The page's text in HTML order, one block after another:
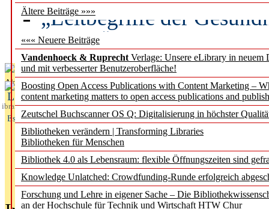
Ältere Beiträge »»»
««« Neuere Beiträge
Vandenhoeck & Ruprecht Verlage: Unsere eLibrary in neuem
und mit verbesserter Benutzeroberfläche!
Boosting Open Access Publications with Content Marketing –
content marketing matters to open access publications and
Zeutschel Buchscanner OS Q: Digitalisierung in höchster
Bibliotheken verändern | Transforming Libraries
Bibliotheken für Menschen
Bibliothek 4.0 als Lebensraum: flexible Öffnungszeiten sind
Knowledge Unlatched: Crowdfunding-Runde erfolgreich
Forschung und Lehre in eigener Sache – Die
an der Hochschule für Technik und Wirtschaft HTW Chur
„Leitbegriffe der
des BIÖG erscheinen
Aktuelles aus
L
ibrary
Essentials